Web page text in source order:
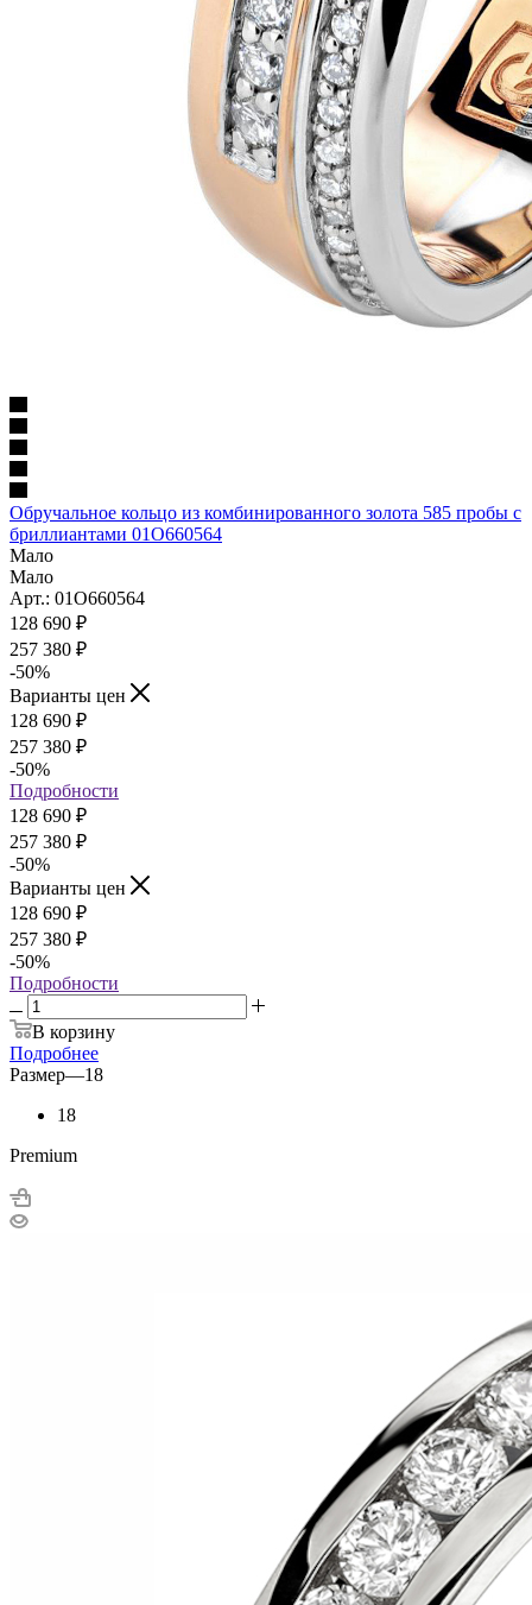
Обручальное кольцо из комбинированного золота 585 пробы с
бриллиантами 01О660564
Мало
Мало
Арт.: 01О660564
128 690 ₽
257 380 ₽
-50%
Варианты цен
128 690 ₽
257 380 ₽
-50%
Подробности
128 690 ₽
257 380 ₽
-50%
Варианты цен
128 690 ₽
257 380 ₽
-50%
Подробности
В корзину
Подробнее
Размер—18
18
Premium